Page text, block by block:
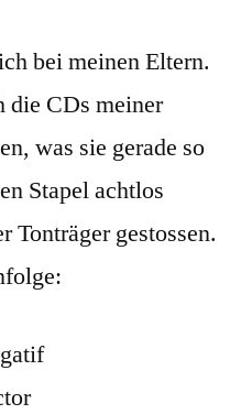
bei meinen Eltern.
die CDs meiner
was sie gerade so
Stapel achtlos
Tonträger gestossen.